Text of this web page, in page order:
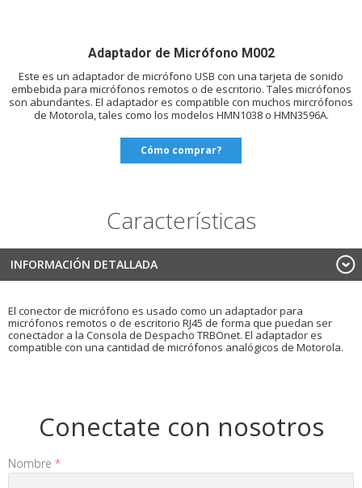
Adaptador de Micrófono M002
Este es un adaptador de micrófono USB con una tarjeta de sonido
embebida para micrófonos remotos o de escritorio. Tales micrófonos
son abundantes. El adaptador es compatible con muchos mircrófonos
de Motorola, tales como los modelos HMN1038 o HMN3596A.
Cómo comprar?
Características
INFORMACIÓN DETALLADA
El conector de micrófono es usado como un adaptador para
micrófonos remotos o de escritorio RJ45 de forma que puedan ser
conectador a la Consola de Despacho TRBOnet. El adaptador es
compatible con una cantidad de micrófonos analógicos de Motorola.
Conectate con nosotros
Nombre *